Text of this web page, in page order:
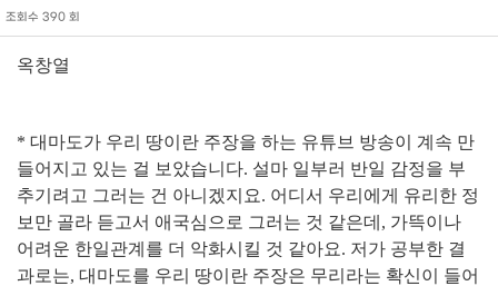
조회수 390 회
옥창열
* 대마도가 우리 땅이란 주장을 하는 유튜브 방송이 계속 만
들어지고 있는 걸 보았습니다. 설마 일부러 반일 감정을 부
추기려고 그러는 건 아니겠지요. 어디서 우리에게 유리한 정
보만 골라 듣고서 애국심으로 그러는 것 같은데 , 가뜩이나
어려운 한일관계를 더 악화시킬 것 같아요. 저가 공부한 결
과로는, 대마도를 우리 땅이란 주장은 무리라는 확신이 들어